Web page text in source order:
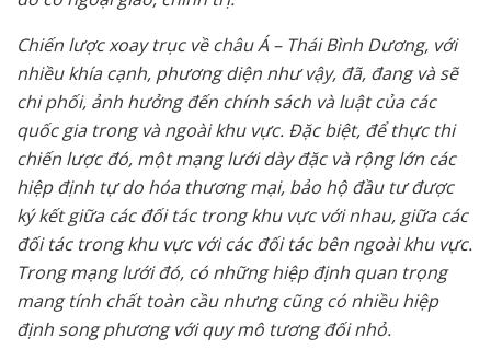
Chiến lược xoay trục về châu Á – Thái Bình Dương, với
nhiều khía cạnh, phương diện như vậy, đã, đang và sẽ
chi phối, ảnh hưởng đến chính sách và luật của các
quốc gia trong và ngoài khu vực. Đặc biệt, để thực thi
chiến lược đó, một mạng lưới dày đặc và rộng lớn các
hiệp định tự do hóa thương mại, bảo hộ đầu tư được
ký kết giữa các đối tác trong khu vực với nhau, giữa các
đối tác trong khu vực với các đối tác bên ngoài khu vực.
Trong mạng lưới đó, có những hiệp định quan trọng
mang tính chất toàn cầu nhưng cũng có nhiều hiệp
định song phương với quy mô tương đối nhỏ.